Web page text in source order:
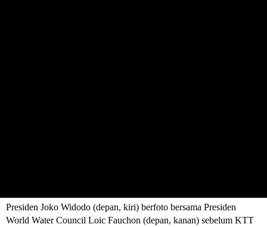
Presiden Joko Widodo (depan, kiri) berfoto bersama Presiden
World Water Council Loic Fauchon (depan, kanan) sebelum KTT